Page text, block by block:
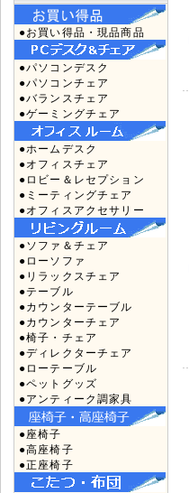
●お買い得品・現品商品
●パソコンデスク
●パソコンチェア
●バランスチェア
●ゲーミングチェア
●ホームデスク
●オフィスチェア
●ロビー＆レセプション
●ミーティングチェア
●オフィスアクセサリー
●ソファ＆チェア
●ローソファ
●リラックスチェア
●テーブル
●カウンターテーブル
●カウンターチェア
●椅子・チェア
●ディレクターチェア
●ローテーブル
●ペットグッズ
●アンティーク調家具
●座椅子
●高座椅子
●正座椅子